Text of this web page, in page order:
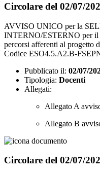
Circolare del 02/07/
AVVISO UNICO per la
INTERNO/ESTERNO per
percorsi afferenti al progetto
Codice ESO4.5.A2.B-
Pubblicato il: 02/07/
Tipologia: Docenti
Allegati:
Allegato A
Allegato B
Circolare del 02/07/